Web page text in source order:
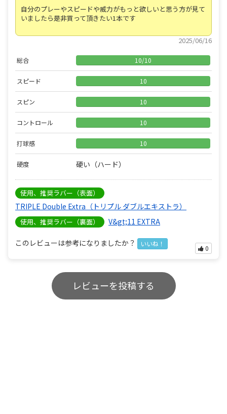
自分のプレーやスピードや威力がもっと欲しいと思う方が見て
いましたら是非買って頂きたい1本です
2025/06/16
総合 10/10
スピード 10
スピン 10
コントロール 10
打球感 10
硬度 硬い（ハード）
使用、推奨ラバー（表面）
TRIPLE Double Extra（トリプル ダブルエキストラ）
使用、推奨ラバー（裏面） V&gt;11 EXTRA
このレビューは参考になりましたか？ いいね！
0
レビューを投稿する